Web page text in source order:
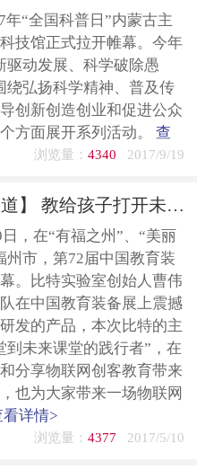
年“全国科普日”内蒙古主
技馆正式拉开帷幕。今年
驱动发展、科学破除愚
绕弘扬科学精神、普及传
创新创造创业和促进公众
方面展开系列活动。 查
浏览量： 4340 2017/9/19
【比特展会报道】 教给孩子打开未来世界的钥匙
，在“有福之州”、“美丽
州市，第72届中国教育装
。比特实验室创始人曹伟
在中国教育装备展上震撼
发的产品，本次比特的主
到未来课堂的践行者”，在
分享物联网创客教育带来
也为大家带来一场物联网
看详情>
浏览量： 4377 2017/5/10